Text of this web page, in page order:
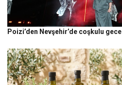
Poizi’den Nevşehir’de coşkulu gece